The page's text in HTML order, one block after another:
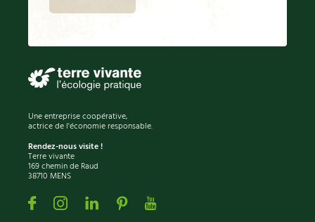
Une entreprise coopérative,
actrice de l'économie responsable.
Rendez-nous visite !
Terre vivante
169 chemin de Raud
38710 MENS
FacebookInstagramLinkedin
PinterestYoutube